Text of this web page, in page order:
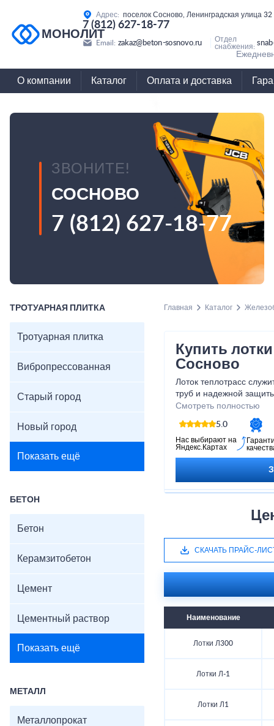
МОНОЛИТ
Адрес: поселок Сосново, Ленинградская улица 32
7 (812) 627-18-77
Email: zakaz@beton-sosnovo.ru
Отдел
снабжения:
О компании Каталог Оплата и доставка
ЗВОНИТЕ!
СОСНОВО
7 (812) 627-18-77
ТРОТУАРНАЯ ПЛИТКА
Тротуарная плитка
Вибропрессованная
Старый город
Новый город
Показать ещё
БЕТОН
Бетон
Керамзитобетон
Цемент
Цементный раствор
Показать ещё
МЕТАЛЛ
Металлопрокат
Главная Каталог
Купить
Сосново
Лоток теплотрасс
труб и надежной
включая коррозию. Они
которые окружают
комфортную для их
Смотреть полностью
5.0
Нас выбирают на
Яндекс.Картах
СКАЧАТЬ ПРАЙС-
Наименование
Лотки Л300
Лотки Л-1
Лотки Л1